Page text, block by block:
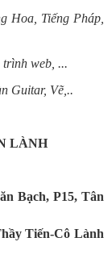
Hoa, Tiếng Pháp,
web, ...
Guitar, Vẽ,..
LÀNH
Bạch, P15, Tân
Tiến-Cô Lành